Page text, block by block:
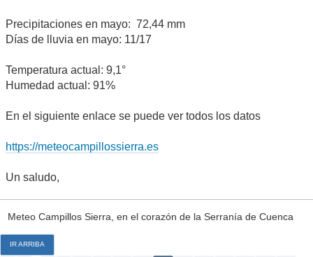
Precipitaciones en mayo: 72,44 mm
Días de lluvia en mayo: 11/17
Temperatura actual: 9,1°
Humedad actual: 91%
En el siguiente enlace se puede ver todos los datos
https://meteocampillossierra.es
Un saludo,
Meteo Campillos Sierra, en el corazón de la Serranía de Cuenca
IR ARRIBA